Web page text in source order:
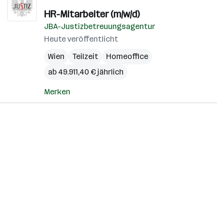
HR-Mitarbeiter (m/w/d)
JBA-Justizbetreuungsagentur
Heute veröffentlicht
Wien
Teilzeit
Homeoffice
ab 49.911,40 € jährlich
Merken